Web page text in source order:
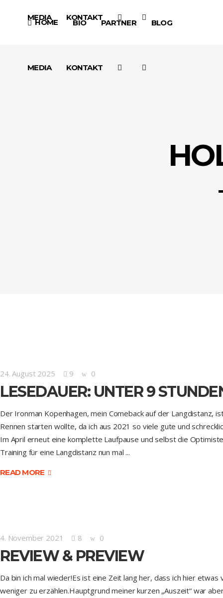
HOME BIO PARTNER BLOG
MEDIA KONTAKT
MEDIA KONTAKT
24. August 2025 9 0
LESEDAUER: UNTER 9
Der Ironman Kopenhagen, mein Comeback auf der Langdistanz,
Rennen starten wollte, da ich aus 2021 so viele gute und
Im April erneut eine komplette Laufpause und selbst die
Training für eine Langdistanz nun mal
READ MORE
4. November 2021 8 0
REVIEW & PREVIEW
Da bin ich mal wieder!Es ist eine Zeit lang her, dass ich hier
weniger zu erzählen.Hauptgrund meiner kurzen „Auszeit“ war